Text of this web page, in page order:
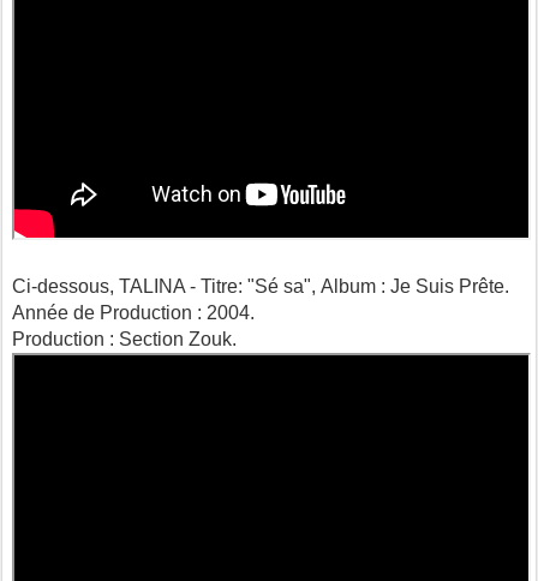
Ci-dessous, TALINA - Titre: "Sé sa", Album : Je Suis Prête.
Année de Production : 2004.
Production : Section Zouk.